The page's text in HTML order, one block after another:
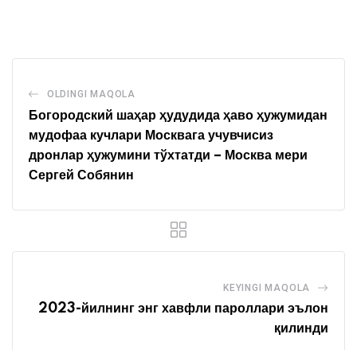
OLDINGI MAQOLA
Богородский шаҳар ҳудудида ҳаво ҳужумидан
мудофаа кучлари Москвага учувчисиз
дронлар ҳужумини тўхтатди – Москва мери
Сергей Собянин
KEYINGI MAQOLA
2023-йилнинг энг хавфли пароллари эълон
қилинди